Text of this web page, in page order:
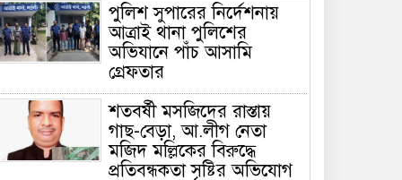
পুলিশ সুপারের নির্দেশনায়
আত্রাই থানা পুলিশের
অভিযানে পাঁচ আসামি
গ্রেফতার
শতবর্ষী মসজিদের রাস্তায়
গাছ-বেড়া, আ.লীগ নেতা
মজিদ মল্লিকের বিরুদ্ধে
প্রতিবন্ধকতা সৃষ্টির অভিযোগ